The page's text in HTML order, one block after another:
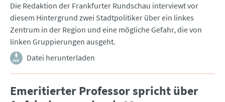
Die Redaktion der Frankfurter Rundschau interviewt vor
diesem Hintergrund zwei Stadtpolitiker über ein linkes
Zentrum in der Region und eine mögliche Gefahr, die von
linken Gruppierungen ausgeht.
Datei herunterladen
Emeritierter Professor spricht über